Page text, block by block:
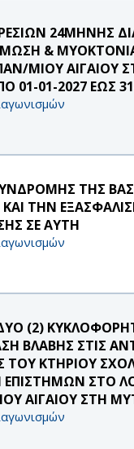
24ΜΗΝΗΣ
&
ΜΙΟΥ ΑΙΓΑΙΟΥ
01-01-2027 ΕΩΣ
ΤΗΣ
ΤΗΝ
ΣΕ ΑΥΤΗ
(2)
ΒΛΑΒΗΣ ΣΤΙΣ
ΚΤΗΡΙΟΥ
ΕΠΙΣΤΗΜΩΝ ΣΤΟ
ΑΙΓΑΙΟΥ ΣΤΗ